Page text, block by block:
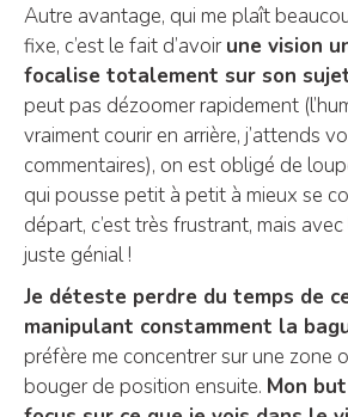
Autre avantage, qui me plaît
fixe, c’est le fait d’avoirune vision
focalise totalement sur son
peut pas dézoomer rapidement
vraiment courir en arrière, j’attends
commentaires), on est obligé de
qui pousse petit à petit à mieux se
départ, c’est très frustrant, mais avec
juste génial !
Je déteste perdre du temps de
manipulant constamment la
préfère me concentrer sur une zone
bouger de position ensuite. Mon